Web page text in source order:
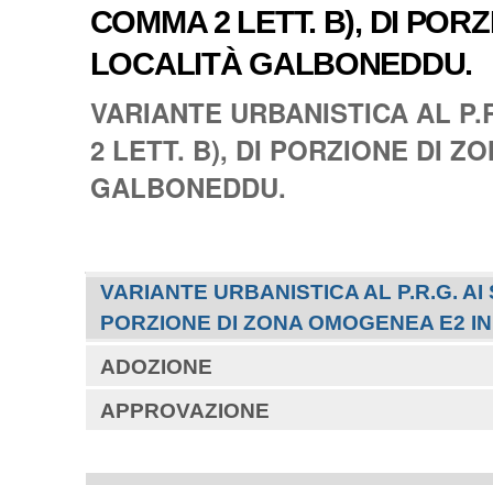
COMMA 2 LETT. B), DI
LOCALITÀ GALBONEDDU.
VARIANTE URBANISTICA AL
2 LETT. B), DI PORZIONE DI
GALBONEDDU.
Navigazione
VARIANTE URBANISTICA AL P.R.G.
PORZIONE DI ZONA OMOGENEA E2
ADOZIONE
APPROVAZIONE